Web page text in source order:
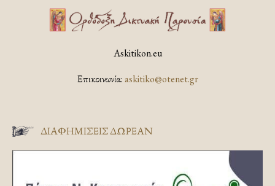
Askitikon.eu
Επικοινωνία:askitiko@otenet.gr
ΔΙΑΦΗΜΊΣΕΙΣ ΔΩΡΕΆΝ